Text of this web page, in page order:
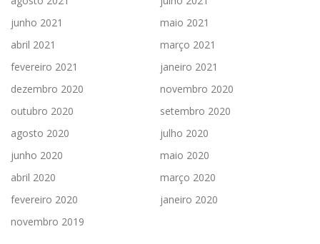
junho 2021
maio 2021
abril 2021
março 2021
fevereiro 2021
janeiro 2021
dezembro 2020
novembro 2020
outubro 2020
setembro 2020
agosto 2020
julho 2020
junho 2020
maio 2020
abril 2020
março 2020
fevereiro 2020
janeiro 2020
novembro 2019